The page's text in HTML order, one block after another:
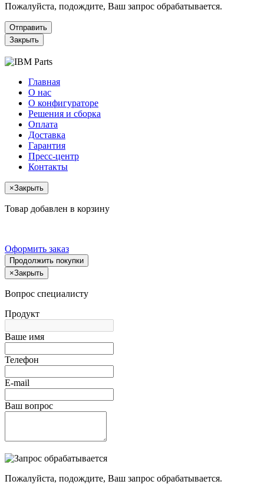
Пожалуйста, подождите, Ваш запрос обрабатывается.
Отправить
Закрыть
Главная
О нас
О конфигураторе
Решения и сборка
Оплата
Доставка
Гарантия
Пресс-центр
Контакты
×Закрыть
Товар добавлен в корзину
Оформить заказ
Продолжить покупки
×Закрыть
Вопрос специалисту
Продукт
Ваше имя
Телефон
E-mail
Ваш вопрос
Пожалуйста, подождите, Ваш запрос обрабатывается.